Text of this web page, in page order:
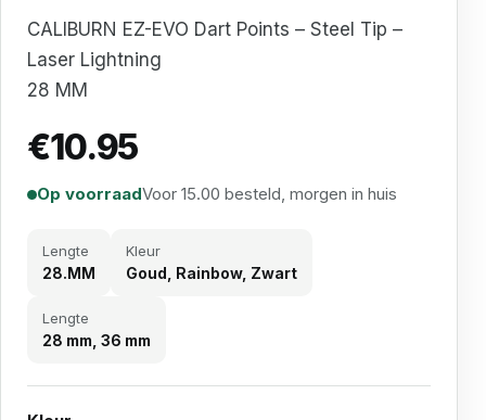
CALIBURN EZ-EVO Dart Points – Steel Tip –
Laser Lightning
28 MM
€10.95
Op voorraadVoor 15.00 besteld, morgen in huis
Lengte
28.MM
Kleur
Goud, Rainbow, Zwart
Lengte
28 mm, 36 mm